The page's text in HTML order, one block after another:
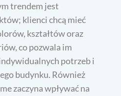
trendem jest
klienci chcą mieć
kształtów oraz
co pozwala im
potrzeb i
budynku. Również
zaczyna wpływać na